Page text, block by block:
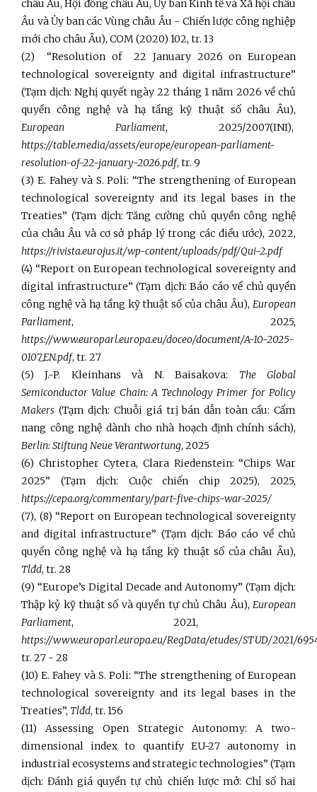
châu Âu, Hội đồng châu Âu, Ủy ban Kinh tế và Xã hội châu
Âu và Ủy ban các Vùng châu Âu - Chiến lược công nghiệp
mới cho châu Âu), COM (2020) 102, tr. 13
(2) “Resolution of 22 January 2026 on European
technological sovereignty and digital infrastructure”
(Tạm dịch: Nghị quyết ngày 22 tháng 1 năm 2026 về chủ
quyền công nghệ và hạ tầng kỹ thuật số châu Âu),
European Parliament, 2025/2007(INI),
https://table.media/assets/europe/european-parliament-
resolution-of-22-january-2026.pdf, tr. 9
(3) E. Fahey và S. Poli: “The strengthening of European
technological sovereignty and its legal bases in the
Treaties” (Tạm dịch: Tăng cường chủ quyền công nghệ
của châu Âu và cơ sở pháp lý trong các điều ước), 2022,
https://rivista.eurojus.it/wp-content/uploads/pdf/Qui-2.pdf
(4) “Report on European technological sovereignty and
digital infrastructure” (Tạm dịch: Báo cáo về chủ quyền
công nghệ và hạ tầng kỹ thuật số của châu Âu), European
Parliament, 2025,
https://www.europarl.europa.eu/doceo/document/A-10-2025-
0107_EN.pdf, tr. 27
(5) J.-P. Kleinhans và N. Baisakova: The Global
Semiconductor Value Chain: A Technology Primer for Policy
Makers (Tạm dịch: Chuỗi giá trị bán dẫn toàn cầu: Cẩm
nang công nghệ dành cho nhà hoạch định chính sách),
Berlin: Stiftung Neue Verantwortung, 2025
(6) Christopher Cytera, Clara Riedenstein: “Chips War
2025” (Tạm dịch: Cuộc chiến chip 2025), 2025,
https://cepa.org/commentary/part-five-chips-war-2025/
(7), (8) “Report on European technological sovereignty
and digital infrastructure” (Tạm dịch: Báo cáo về chủ
quyền công nghệ và hạ tầng kỹ thuật số của châu Âu),
Tlđd, tr. 28
(9) “Europe’s Digital Decade and Autonomy” (Tạm dịch:
Thập kỷ kỹ thuật số và quyền tự chủ Châu Âu), European
Parliament, 2021,
https://www.europarl.europa.eu/RegData/etudes/STUD/2021/
tr. 27 - 28
(10) E. Fahey và S. Poli: “The strengthening of European
technological sovereignty and its legal bases in the
Treaties”, Tlđd, tr. 156
(11) Assessing Open Strategic Autonomy: A two-
dimensional index to quantify EU-27 autonomy in
industrial ecosystems and strategic technologies” (Tạm
dịch: Đánh giá quyền tự chủ chiến lược mở: Chỉ số hai